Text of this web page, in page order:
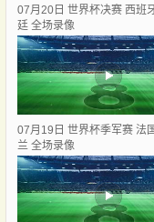
07月20日 世界杯决赛 西班
廷 全场录像
07月19日 世界杯季军赛 法
兰 全场录像